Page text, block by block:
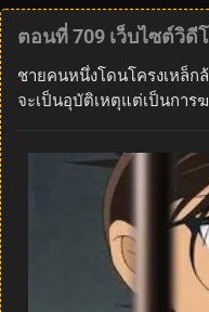
ตอนที่ 709 เว็บไซต์วิดี
ชายคนหนึ่งโดนโครงเหล็
จะเป็นอุบัติเหตุแต่เป็นการ